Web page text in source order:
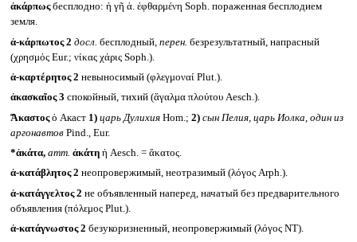
ἀκάρπωςбесплодно: ἡ γῆ ἀ. ἐφθαρμένη Soph. пораженная бесплодием
земля.
ἀ-κάρπωτος 2 досл. бесплодный, перен. безрезультатный, напрасный
(χρησμός Eur.; νίκας χάρις Soph.).
ἀ-καρτέρητος 2 невыносимый (φλεγμοναί Plut.).
ἀκασκαῖος 3 спокойный, тихий (ἄγαλμα πλούτου Aesch.).
Ἄκαστοςὁ Акаст 1) царь ДулихияHom.; 2) сын Пелия, царь Иолка, один из
аргонавтовPind., Eur.
*ἀκάτα, атт. ἀκάτηἡ Aesch. = ἄκατος.
ἀ-κατάβλητος 2 неопровержимый, неотразимый (λόγος Arph.).
ἀ-κατάγγελτος 2 не объявленный наперед, начатый без предварительного
объявления (πόλεμος Plut.).
ἀ-κατάγνωστος 2 безукоризненный, неопровержимый (λόγος NT).